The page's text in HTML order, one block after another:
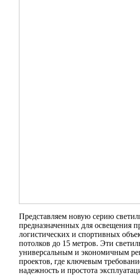
Представляем новую серию
предназначенных для освещения
логистических и спортивных
потолков до 15 метров. Эти
универсальным и экономичным
проектов, где ключевым
надежность и простота